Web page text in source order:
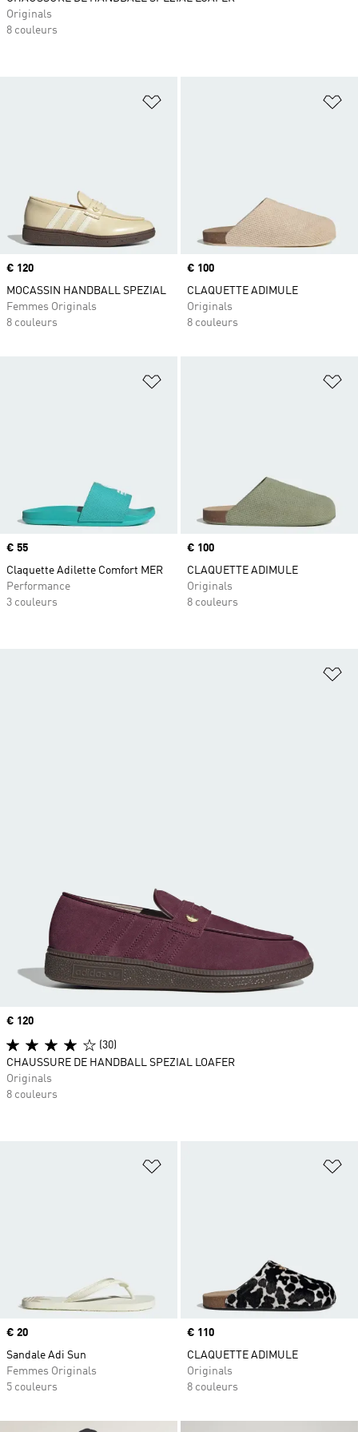
Ajouter à la Liste de produits
Prix
€ 120
MOCASSIN HANDBALL SPEZIAL
Femmes Originals
8 couleurs
Prix
€ 100
CLAQUETTE ADIMULE
Originals
8 couleurs
Ajouter à la Liste de produits
Prix
€ 55
Claquette Adilette Comfort MER
Performance
3 couleurs
Prix
€ 100
CLAQUETTE ADIMULE
Originals
8 couleurs
Ajouter à la Liste de produits
Prix
€ 20
Sandale Adi Sun
Femmes Originals
5 couleurs
Prix
€ 110
CLAQUETTE ADIMULE
Originals
8 couleurs
Originals
8 couleurs
Prix
€ 120
(30)
CHAUSSURE DE HANDBALL SPEZIAL LOAFER
Originals
8 couleurs